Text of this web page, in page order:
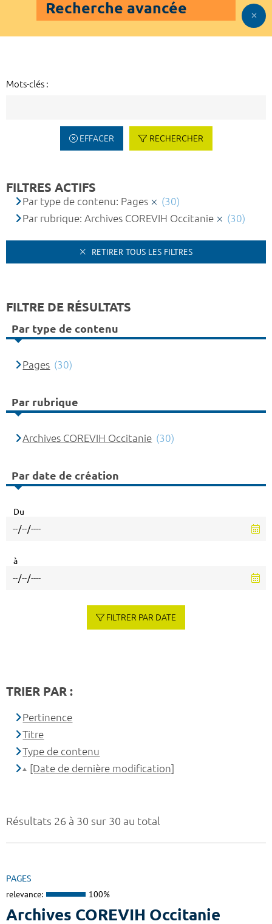
Recherche avancée
Mots-clés :
EFFACER RECHERCHER
Résultats 26 à 30 sur 30 au total
PAGES
relevance: 100%
Archives COREVIH Occitanie
FILTRES ACTIFS
Par type de contenu: Pages
(30)
Par rubrique: Archives COREVIH Occitanie
(30)
RETIRER TOUS LES FILTRES
FILTRE DE RÉSULTATS
Par type de contenu
Pages (30)
Par rubrique
Archives COREVIH Occitanie (30)
Par date de création
Du
à
FILTRER PAR DATE
TRIER PAR :
Pertinence
Titre
Type de contenu
[Date de dernière modification]